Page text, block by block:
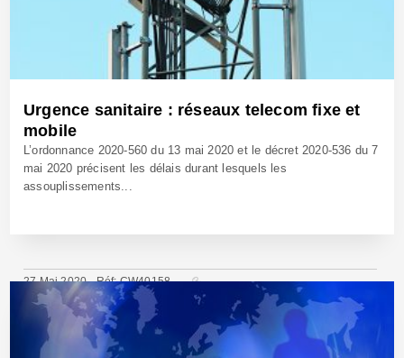
Urgence sanitaire : réseaux telecom fixe et
mobile
L’ordonnance 2020-560 du 13 mai 2020 et le décret 2020-536 du 7
mai 2020 précisent les délais durant lesquels les
assouplissements...
27 Mai 2020 - Réf: CW40158